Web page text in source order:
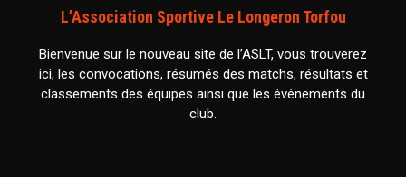
L’Association Sportive Le Longeron Torfou
Bienvenue sur le nouveau site de l’ASLT, vous trouverez
ici, les convocations, résumés des matchs, résultats et
classements des équipes ainsi que les événements du
club.